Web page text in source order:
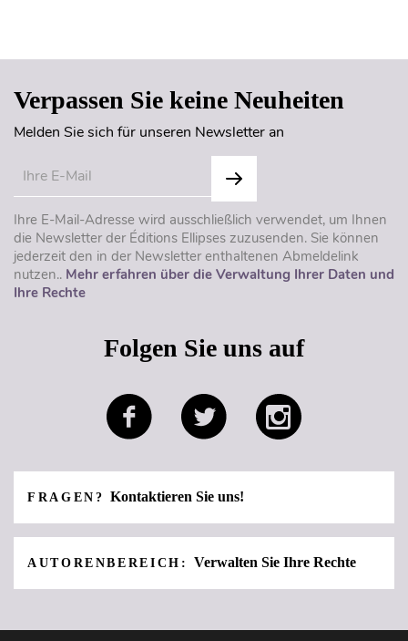
Verpassen Sie keine Neuheiten
Melden Sie sich für unseren Newsletter an
Ihre E-Mail-Adresse wird ausschließlich verwendet, um Ihnen
die Newsletter der Éditions Ellipses zuzusenden. Sie können
jederzeit den in der Newsletter enthaltenen Abmeldelink
nutzen.. Mehr erfahren über die Verwaltung Ihrer Daten und
Ihre Rechte
Folgen Sie uns auf
FRAGEN?Kontaktieren Sie uns!
AUTORENBEREICH: Verwalten Sie Ihre Rechte